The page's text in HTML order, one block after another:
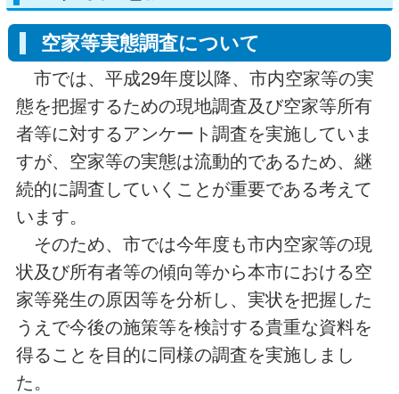
空家等実態調査について
市では、平成29年度以降、市内空家等の実
態を把握するための現地調査及び空家等所有
者等に対するアンケート調査を実施していま
すが、空家等の実態は流動的であるため、継
続的に調査していくことが重要である考えて
います。
そのため、市では今年度も市内空家等の現
状及び所有者等の傾向等から本市における空
家等発生の原因等を分析し、実状を把握した
うえで今後の施策等を検討する貴重な資料を
得ることを目的に同様の調査を実施しまし
た。